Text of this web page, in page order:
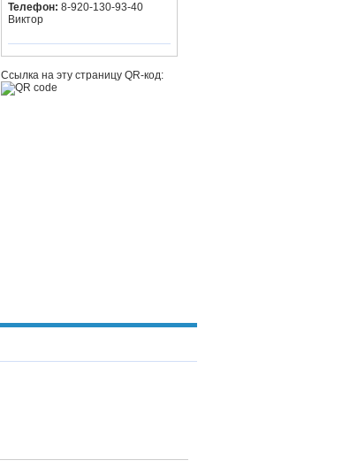
Телефон: 8-920-130-93-40
Виктор
Ссылка на эту страницу QR-код: